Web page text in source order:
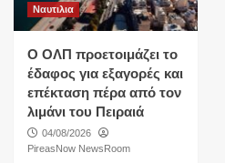
Ναυτιλια
O ΟΛΠ προετοιμάζει το
έδαφος για εξαγορές και
επέκταση πέρα από τον
λιμάνι του Πειραιά
04/08/2026
PireasNow NewsRoom